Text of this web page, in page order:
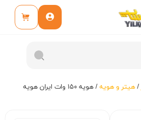
/ هیتر و هویه / هویه ۱۵۰ وات ایران هویه